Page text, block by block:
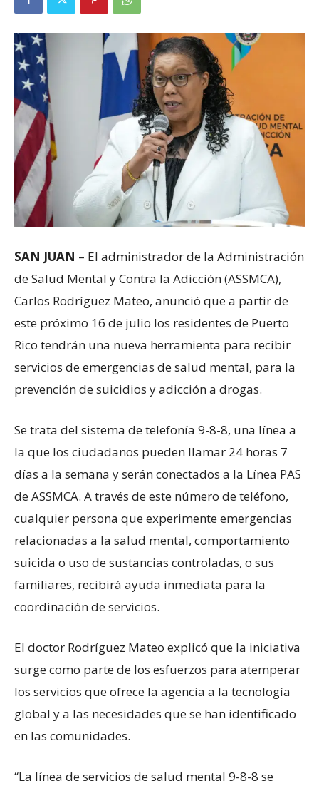
SAN JUAN – El administrador de la Administración
de Salud Mental y Contra la Adicción (ASSMCA),
Carlos Rodríguez Mateo, anunció que a partir de
este próximo 16 de julio los residentes de Puerto
Rico tendrán una nueva herramienta para recibir
servicios de emergencias de salud mental, para la
prevención de suicidios y adicción a drogas.
Se trata del sistema de telefonía 9-8-8, una línea a
la que los ciudadanos pueden llamar 24 horas 7
días a la semana y serán conectados a la Línea PAS
de ASSMCA. A través de este número de teléfono,
cualquier persona que experimente emergencias
relacionadas a la salud mental, comportamiento
suicida o uso de sustancias controladas, o sus
familiares, recibirá ayuda inmediata para la
coordinación de servicios.
El doctor Rodríguez Mateo explicó que la iniciativa
surge como parte de los esfuerzos para atemperar
los servicios que ofrece la agencia a la tecnología
global y a las necesidades que se han identificado
en las comunidades.
“La línea de servicios de salud mental 9-8-8 se